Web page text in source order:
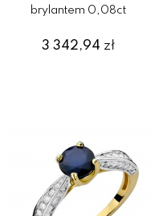
brylantem 0,08ct
3 342,94zł